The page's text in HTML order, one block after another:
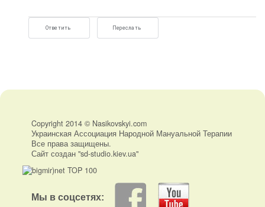
Ответить Переслать
Copyright 2014 © Nasikovskyi.com
Украинская Ассоциация Народной Мануальной Терапии
Все права защищены.
Сайт создан "sd-studio.kiev.ua"
Мы в соцсетях: